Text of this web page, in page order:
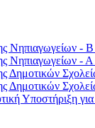
Νηπιαγωγείων -
Νηπιαγωγείων -
Δημοτικών
Δημοτικών
Υποστήριξη